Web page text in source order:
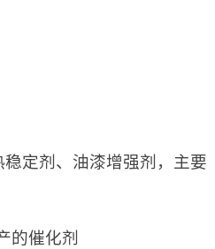
定剂、油漆增强剂，主要
的催化剂